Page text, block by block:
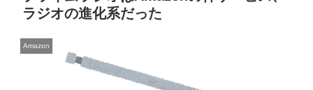
ラジオの進化系だった
Amazon